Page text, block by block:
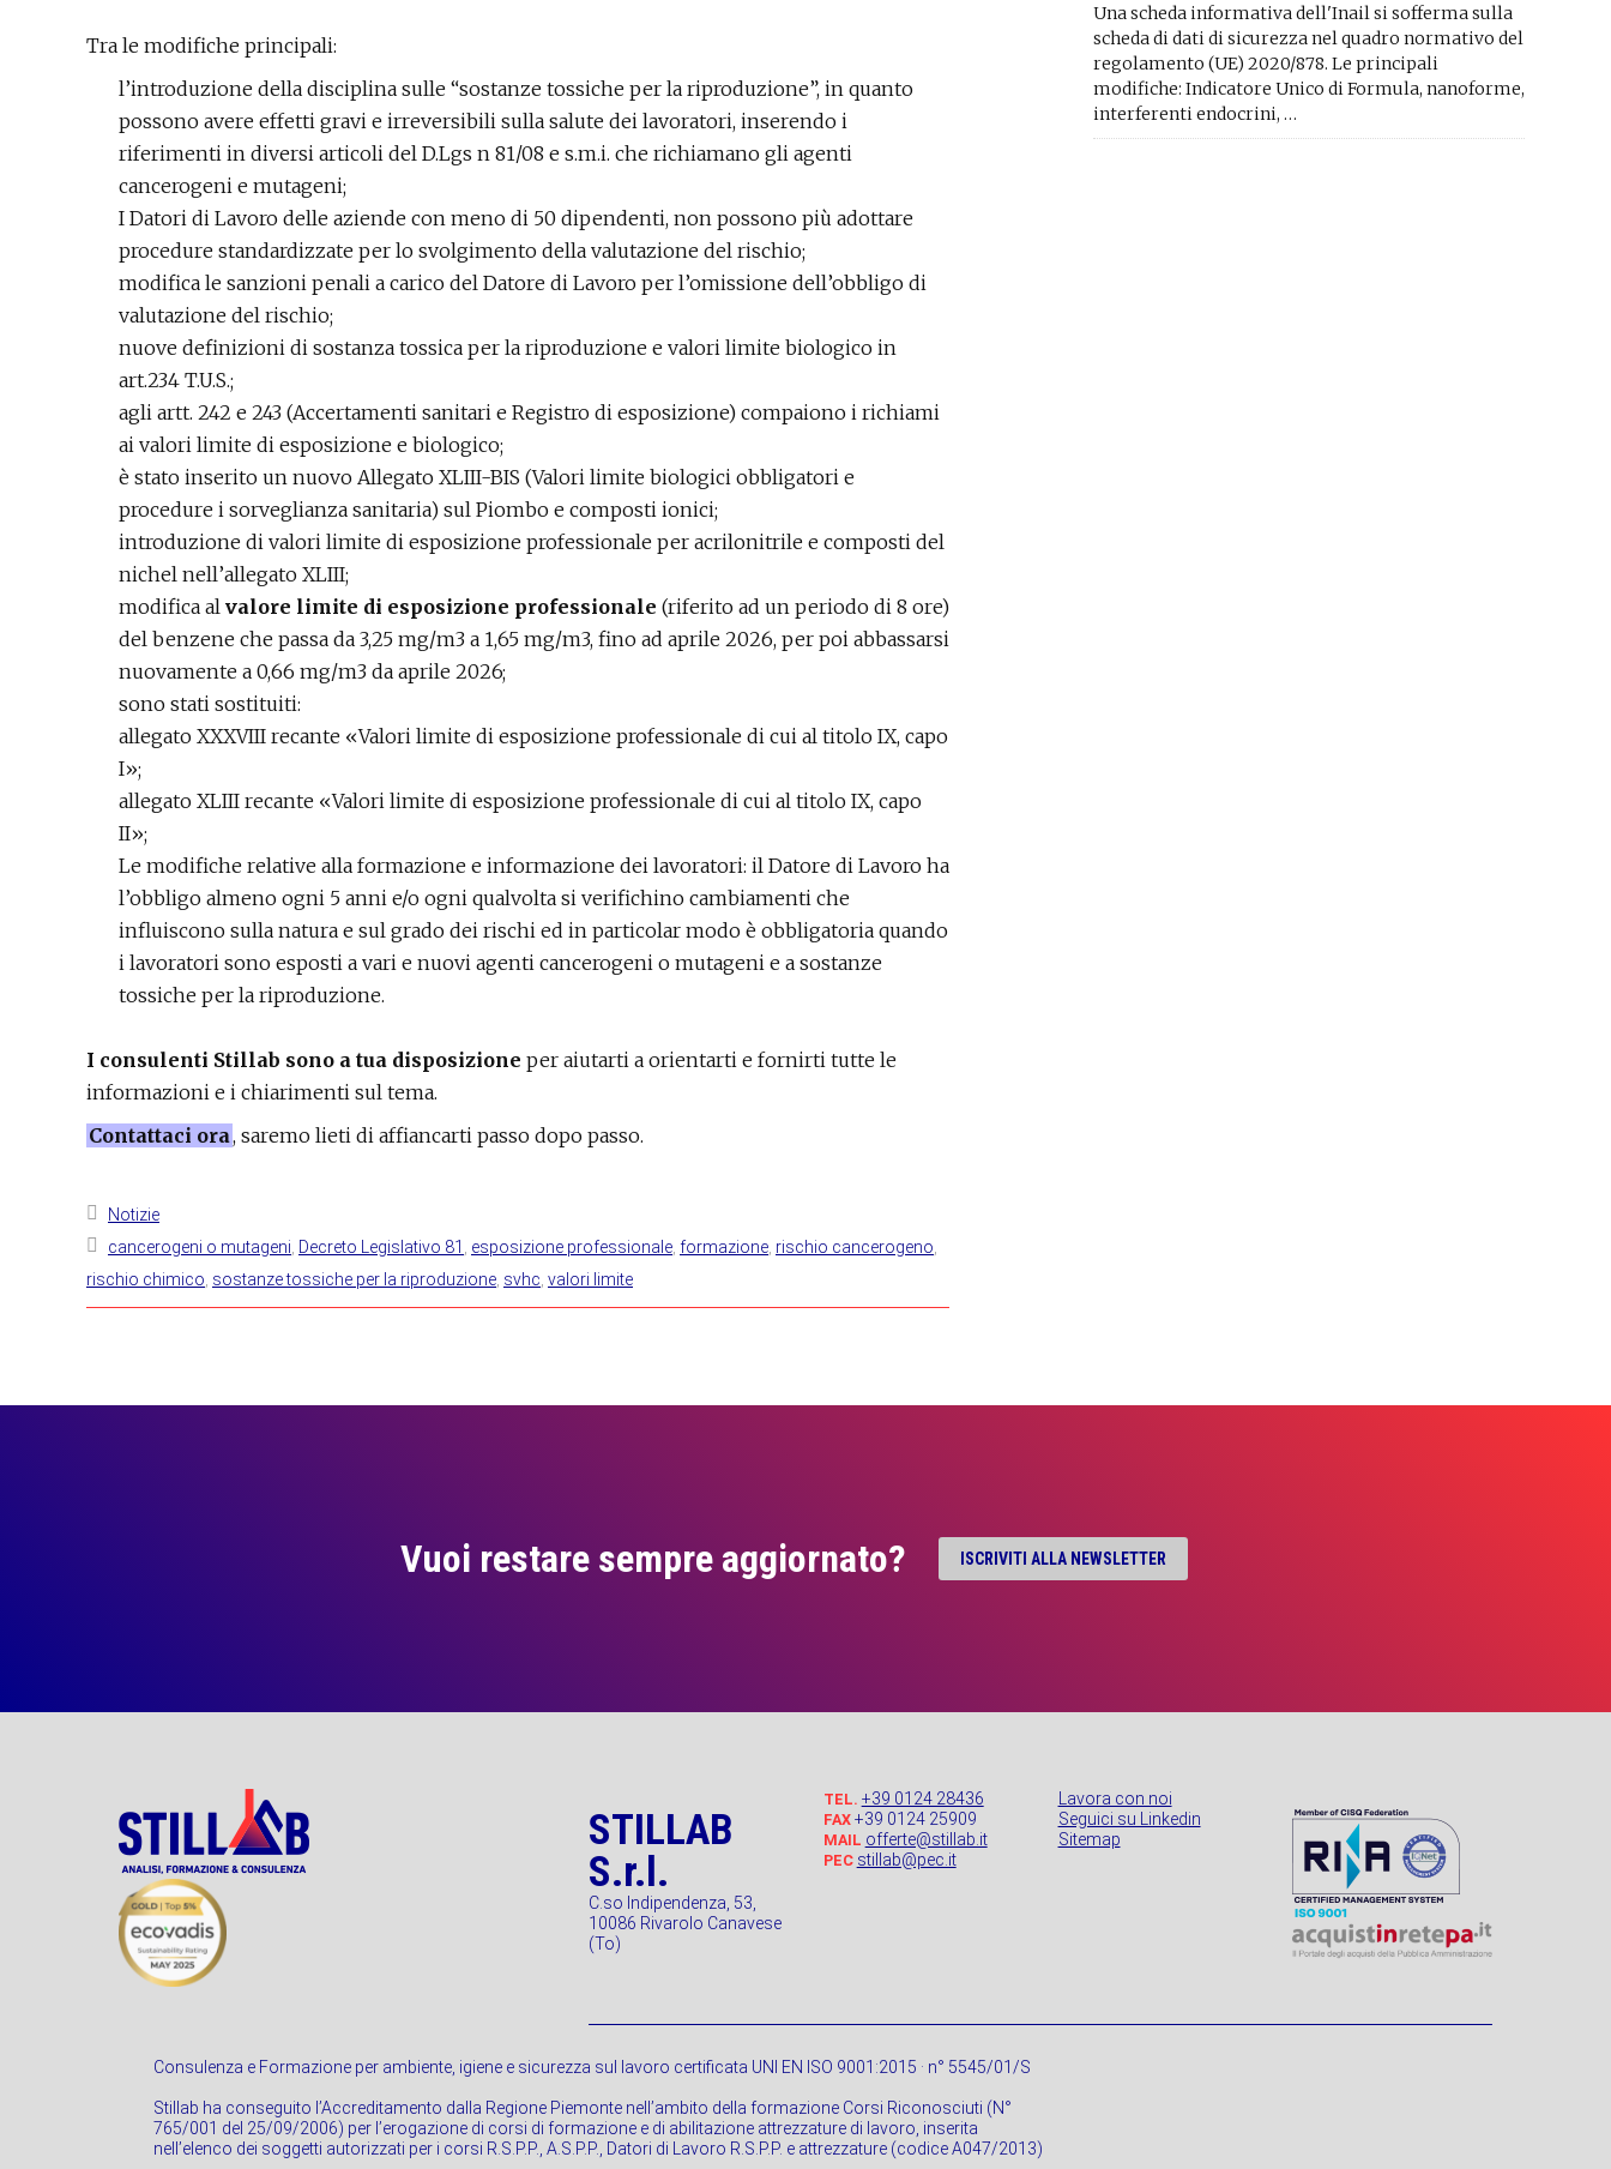
Tra le modifiche principali:
l’introduzione della disciplina sulle “sostanze tossiche per la riproduzione”, in quanto
possono avere effetti gravi e irreversibili sulla salute dei lavoratori, inserendo i
riferimenti in diversi articoli del D.Lgs n 81/08 e s.m.i. che richiamano gli agenti
cancerogeni e mutageni;
I Datori di Lavoro delle aziende con meno di 50 dipendenti, non possono più adottare
procedure standardizzate per lo svolgimento della valutazione del rischio;
modifica le sanzioni penali a carico del Datore di Lavoro per l’omissione dell’obbligo di
valutazione del rischio;
nuove definizioni di sostanza tossica per la riproduzione e valori limite biologico in
art.234 T.U.S.;
agli artt. 242 e 243 (Accertamenti sanitari e Registro di esposizione) compaiono i richiami
ai valori limite di esposizione e biologico;
è stato inserito un nuovo Allegato XLIII-BIS (Valori limite biologici obbligatori e
procedure i sorveglianza sanitaria) sul Piombo e composti ionici;
introduzione di valori limite di esposizione professionale per acrilonitrile e composti del
nichel nell’allegato XLIII;
modifica al valore limite di esposizione professionale (riferito ad un periodo di 8 ore)
del benzene che passa da 3,25 mg/m3 a 1,65 mg/m3, fino ad aprile 2026, per poi abbassarsi
nuovamente a 0,66 mg/m3 da aprile 2026;
sono stati sostituiti:
allegato XXXVIII recante «Valori limite di esposizione professionale di cui al titolo IX, capo
I»;
allegato XLIII recante «Valori limite di esposizione professionale di cui al titolo IX, capo
II»;
Le modifiche relative alla formazione e informazione dei lavoratori: il Datore di Lavoro ha
l’obbligo almeno ogni 5 anni e/o ogni qualvolta si verifichino cambiamenti che
influiscono sulla natura e sul grado dei rischi ed in particolar modo è obbligatoria quando
i lavoratori sono esposti a vari e nuovi agenti cancerogeni o mutageni e a sostanze
tossiche per la riproduzione.
I consulenti Stillab sono a tua disposizione per aiutarti a orientarti e fornirti tutte le
informazioni e i chiarimenti sul tema.
Contattaci ora, saremo lieti di affiancarti passo dopo passo.
Notizie
cancerogeni o mutageni Decreto Legislativo 81 esposizione professionale formazione rischio cancerogeno
rischio chimico sostanze tossiche per la riproduzione svhc valori limite
Una scheda informativa dell'Inail si sofferma sulla
scheda di dati di sicurezza nel quadro normativo del
regolamento (UE) 2020/878. Le principali
modifiche: Indicatore Unico di Formula, nanoforme,
interferenti endocrini, …
Vuoi restare sempre aggiornato? ISCRIVITI ALLA NEWSLETTER
STILLAB
S.r.l.
C.so Indipendenza, 53,
10086 Rivarolo Canavese
(To)
TEL. +39 0124 28436
FAX+39 0124 25909
MAIL offerte@stillab.it
PEC stillab@pec.it
Lavora con noi
Seguici su Linkedin
Sitemap
Consulenza e Formazione per ambiente, igiene e sicurezza sul lavoro certificata UNI EN ISO 9001:2015 · n° 5545/01/S
Stillab ha conseguito l’Accreditamento dalla Regione Piemonte nell’ambito della formazione Corsi Riconosciuti (N°
765/001 del 25/09/2006) per l’erogazione di corsi di formazione e di abilitazione attrezzature di lavoro, inserita
nell’elenco dei soggetti autorizzati per i corsi R.S.P.P., A.S.P.P., Datori di Lavoro R.S.P.P. e attrezzature (codice A047/2013)